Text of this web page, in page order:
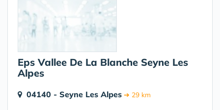
Eps Vallee De La Blanche Seyne Les
Alpes
04140 - Seyne Les Alpes ➔ 29 km